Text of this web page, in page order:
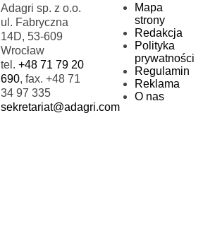
Adagri sp. z o.o.
ul. Fabryczna
14D, 53-609
Wrocław
tel.+48 71 79 20
690, fax. +48 71
34 97 335
sekretariat@adagri.com
Mapa
strony
Redakcja
Polityka
prywatności
Regulamin
Reklama
O nas